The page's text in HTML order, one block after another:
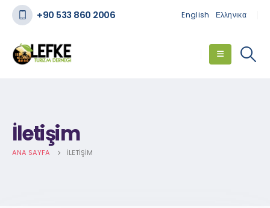
+90 533 860 2006 English Ελληνικα
İletişim
ANA SAYFA İLETIŞIM